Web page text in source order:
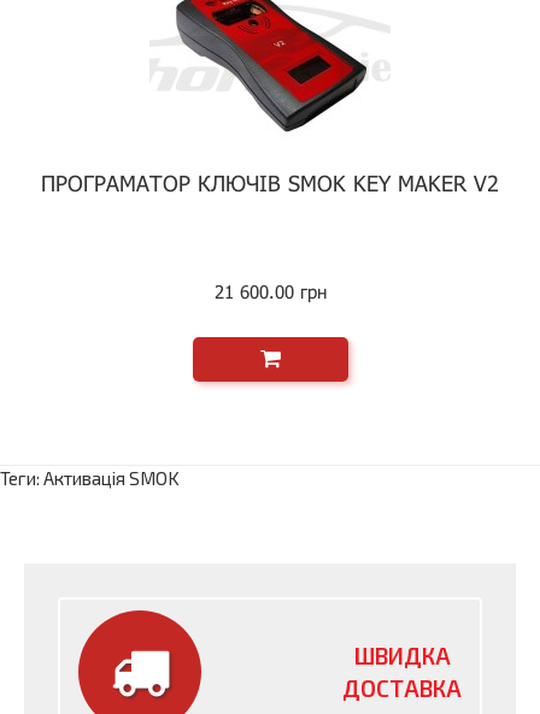
ПРОГРАМАТОР КЛЮЧІВ SMOK KEY MAKER V2
21 600.00 грн
Теги: Активація SMOK
ШВИДКА
ДОСТАВКА